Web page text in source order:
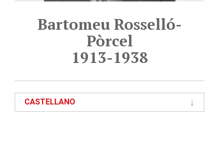
Bartomeu Rosselló-
Pòrcel
1913-1938
CASTELLANO